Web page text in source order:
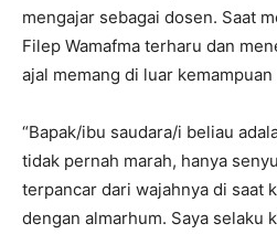
mengajar sebagai dosen. Saat
Filep Wamafma terharu dan
ajal memang di luar kemampuan
“Bapak/ibu saudara/i beliau
tidak pernah marah, hanya
terpancar dari wajahnya di saat
dengan almarhum. Saya selaku